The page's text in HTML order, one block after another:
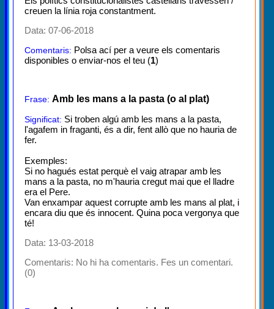
creuen la línia roja constantment.
Data: 07-06-2018
Comentaris: Polsa ací per a veure els comentaris
disponibles o enviar-nos el teu (1)
Frase: Amb les mans a la pasta (o al plat)
Significat: Si troben algú amb les mans a la pasta,
l'agafem in fraganti, és a dir, fent allò que no hauria de
fer.
Exemples:
Si no hagués estat perquè el vaig atrapar amb les
mans a la pasta, no m'hauria cregut mai que el lladre
era el Pere.
Van enxampar aquest corrupte amb les mans al plat, i
encara diu que és innocent. Quina poca vergonya que
té!
Data: 13-03-2018
Comentaris: No hi ha comentaris. Fes un comentari.
(0)